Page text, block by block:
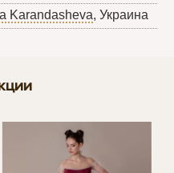
Karandasheva, Украина